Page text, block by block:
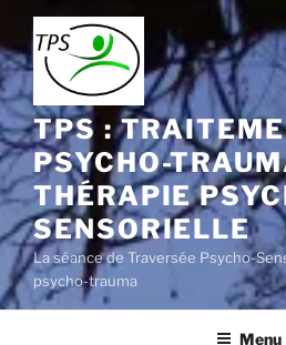
Aller
au
contenu
principal
TPS :
PSYCHO-
THÉRAPIE
SENSORIELLE
La séance de Traversée Psycho-
psycho-trauma
Menu